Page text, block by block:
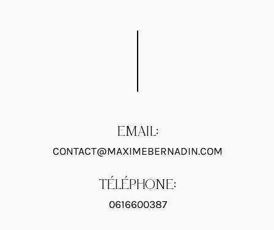
EMAIL:
CONTACT@MAXIMEBERNADIN.COM
TÉLÉPHONE:
0616600387